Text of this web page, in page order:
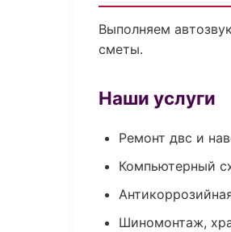
Выполняем
сметы.
Наши услуги
Ремонт двс и
Компьютерный
Шиномонтаж,